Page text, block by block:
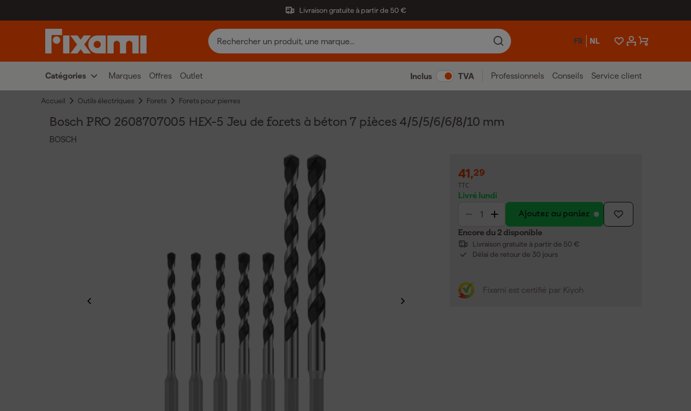
Livraison gratuite à partir de 50 €
FR NL
Catégories Marques Offres Outlet Inclus TVA Professionnels Conseils Service client
Accueil Outils électriques Forets Forets pour pierres
Bosch PRO 2608707005 HEX-5 Jeu de forets à béton 7 pièces 4/5/5/6/6/8/10 mm
BOSCH
41,29
TTC
Livré lundi
Ajouter au panier
Encore du 2 disponible
Livraison gratuite à partir de 50 €
Délai de retour de 30 jours
Fixami est certifié par Kiyoh